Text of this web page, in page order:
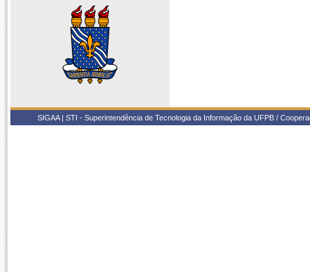
SIGAA | STI - Superintendência de Tecnologia da Informação da UFPB /